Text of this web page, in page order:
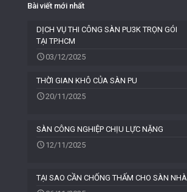
Bài viết mới nhất
DỊCH VỤ THI CÔNG SÀN PU3K TRỌN GÓI
TẠI TP.HCM
03/12/2025
THỜI GIAN KHÔ CỦA SÀN PU
20/11/2025
SÀN CÔNG NGHIỆP CHỊU LỰC NẶNG
12/11/2025
TẠI SAO CẦN CHỐNG THẤM CHO SÀN NHÀ